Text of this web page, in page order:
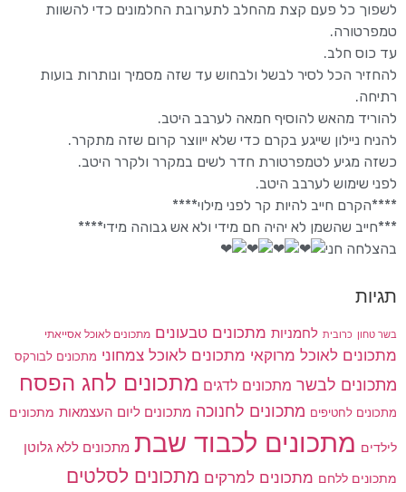
לשפוך כל פעם קצת מהחלב לתערובת החלמונים כדי להשוות
טמפרטורה.
עד כוס חלב.
להחזיר הכל לסיר לבשל ולבחוש עד שזה מסמיך ונותרות בועות
רתיחה.
להוריד מהאש להוסיף חמאה לערבב היטב.
להניח ניילון שייגע בקרם כדי שלא ייווצר קרום שזה מתקרר.
כשזה מגיע לטמפרטורת חדר לשים במקרר ולקרר היטב.
לפני שימוש לערבב היטב.
****הקרם חייב להיות קר לפני מילוי****
***חייב שהשמן לא יהיה חם מידי ולא אש גבוהה מידי****
בהצלחה חני
תגיות
בשר טחון כרובית לחמניות מתכונים טבעונים מתכונים לאוכל אסייאתי
מתכונים לאוכל מרוקאי מתכונים לאוכל צמחוני מתכונים לבורקס
מתכונים לבשר מתכונים לדגים מתכונים לחג הפסח
מתכונים לחטיפים מתכונים לחנוכה מתכונים ליום העצמאות מתכונים
לילדים מתכונים לכבוד שבת מתכונים ללא גלוטן
מתכונים ללחם מתכונים למרקים מתכונים לסלטים